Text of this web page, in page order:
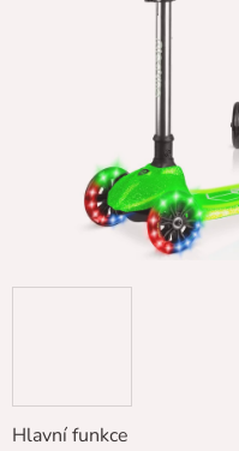
Hlavní funkce